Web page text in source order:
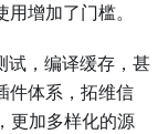
增加了门槛。
试，编译缓存，甚
件体系，拓维信
更加多样化的源